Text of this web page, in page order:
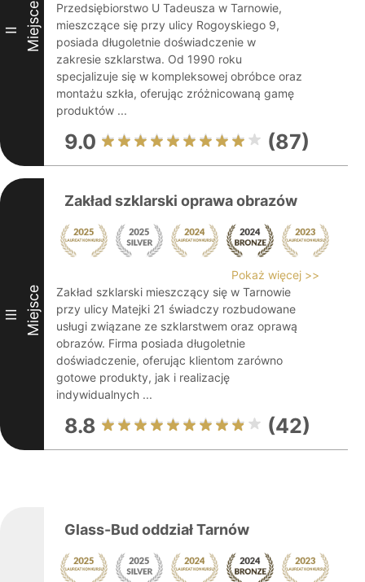
II Miejsce
Przedsiębiorstwo U Tadeusza w Tarnowie,
mieszczące się przy ulicy Rogoyskiego 9,
posiada długoletnie doświadczenie w
zakresie szklarstwa. Od 1990 roku
specjalizuje się w kompleksowej obróbce oraz
montażu szkła, oferując zróżnicowaną gamę
produktów ...
9.0 (87)
III Miejsce
Zakład szklarski oprawa obrazów
Pokaż więcej >>
Zakład szklarski mieszczący się w Tarnowie
przy ulicy Matejki 21 świadczy rozbudowane
usługi związane ze szklarstwem oraz oprawą
obrazów. Firma posiada długoletnie
doświadczenie, oferując klientom zarówno
gotowe produkty, jak i realizację
indywidualnych ...
8.8 (42)
Glass-Bud oddział Tarnów